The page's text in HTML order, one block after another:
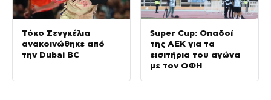
Τόκο Σενγκέλια
ανακοινώθηκε από
την Dubai BC
Super Cup: Οπαδοί
της ΑΕΚ για τα
εισιτήρια του αγώνα
με τον ΟΦΗ